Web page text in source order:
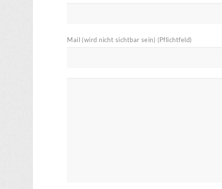
Mail (wird nicht sichtbar sein) (Pflichtfeld)